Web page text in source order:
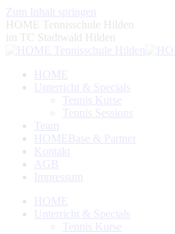
Zum Inhalt springen
HOME Tennisschule Hilden
im TC Stadtwald Hilden
HOME
Unterricht & Specials
Tennis Kurse
Tennis Sessions
Team
HOMEBase & Partner
Kontakt
AGB
Impressum
HOME
Unterricht & Specials
Tennis Kurse